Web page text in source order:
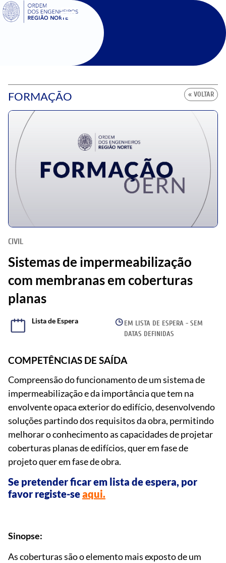
SIGOE
« VOLTAR
FORMAÇÃO
CIVIL
Sistemas de impermeabilização
com membranas em coberturas
planas
Lista de Espera
EM LISTA DE ESPERA - SEM
DATAS DEFINIDAS
COMPETÊNCIAS DE SAÍDA
Compreensão do funcionamento de um sistema de
impermeabilização e da importância que tem na
envolvente opaca exterior do edifício, desenvolvendo
soluções partindo dos requisitos da obra, permitindo
melhorar o conhecimento as capacidades de projetar
coberturas planas de edifícios, quer em fase de
projeto quer em fase de obra.
Se pretender ficar em lista de espera, por
favor registe-seaqui.
Sinopse:
As coberturas são o elemento mais exposto de um